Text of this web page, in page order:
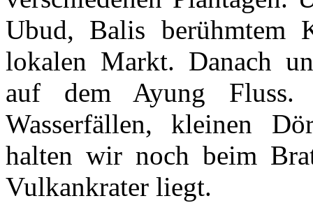
Ubud, Balis berühmtem
lokalen Markt. Danach
auf dem Ayung
Wasserfällen, kleinen
halten wir noch beim
Vulkankrater liegt.